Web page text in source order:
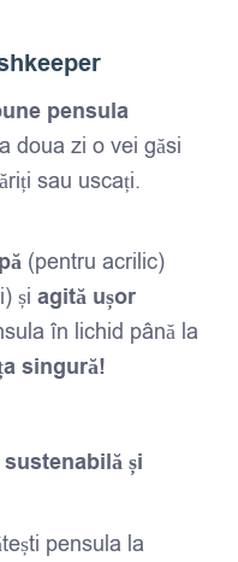
pensula
doua zi o vei găsi
sau uscați.
(pentru acrilic)
și agită ușor
în lichid până la
singură!
și
pensula la